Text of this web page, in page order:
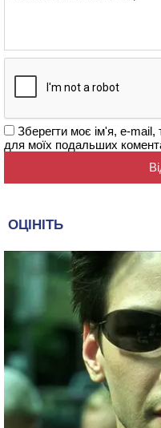
Зберегти моє ім'я, e-mail,
для моїх подальших